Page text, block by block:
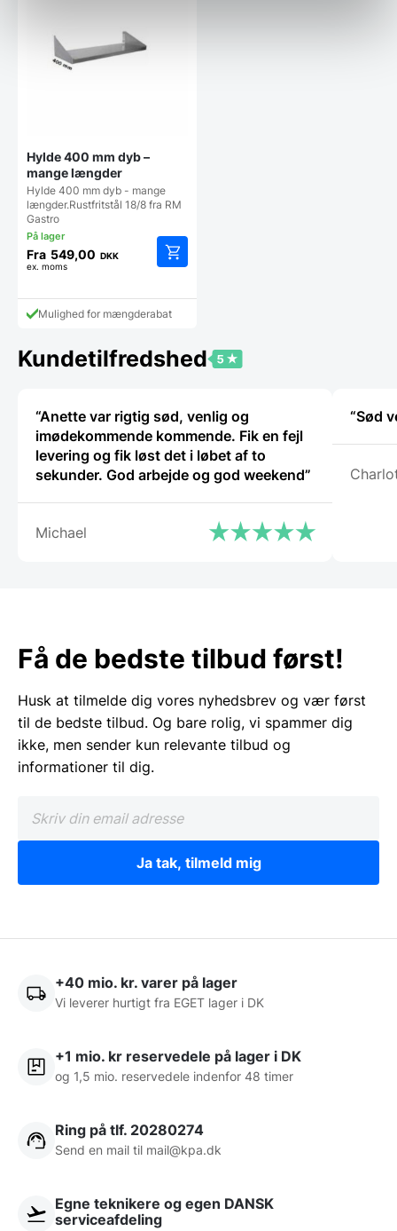
Hylde 400 mm dyb –
mange længder
Hylde 400 mm dyb - mange
længder.Rustfritstål 18/8 fra RM
Gastro
Fra 549,00 DKK
ex. moms
har
flere
Mulighederne
kan
varesiden
Mulighed for mængderabat
Kundetilfredshed
“Anette var rigtig sød, venlig og
imødekommende kommende. Fik en fejl
levering og fik løst det i løbet af to
sekunder. God arbejde og god weekend”
Michael
“Sød
Få de bedste tilbud først!
Husk at tilmelde dig vores nyhedsbrev og vær først
til de bedste tilbud. Og bare rolig, vi spammer dig
ikke, men sender kun relevante tilbud og
informationer til dig.
Ja tak, tilmeld mig
+40 mio. kr. varer på lager
Vi leverer hurtigt fra EGET lager i DK
+1 mio. kr reservedele på lager i DK
og 1,5 mio. reservedele indenfor 48 timer
Ring på tlf. 20280274
Send en mail til mail@kpa.dk
Egne teknikere og egen DANSK
serviceafdeling